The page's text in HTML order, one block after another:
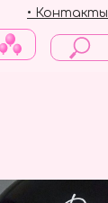
• Контакты